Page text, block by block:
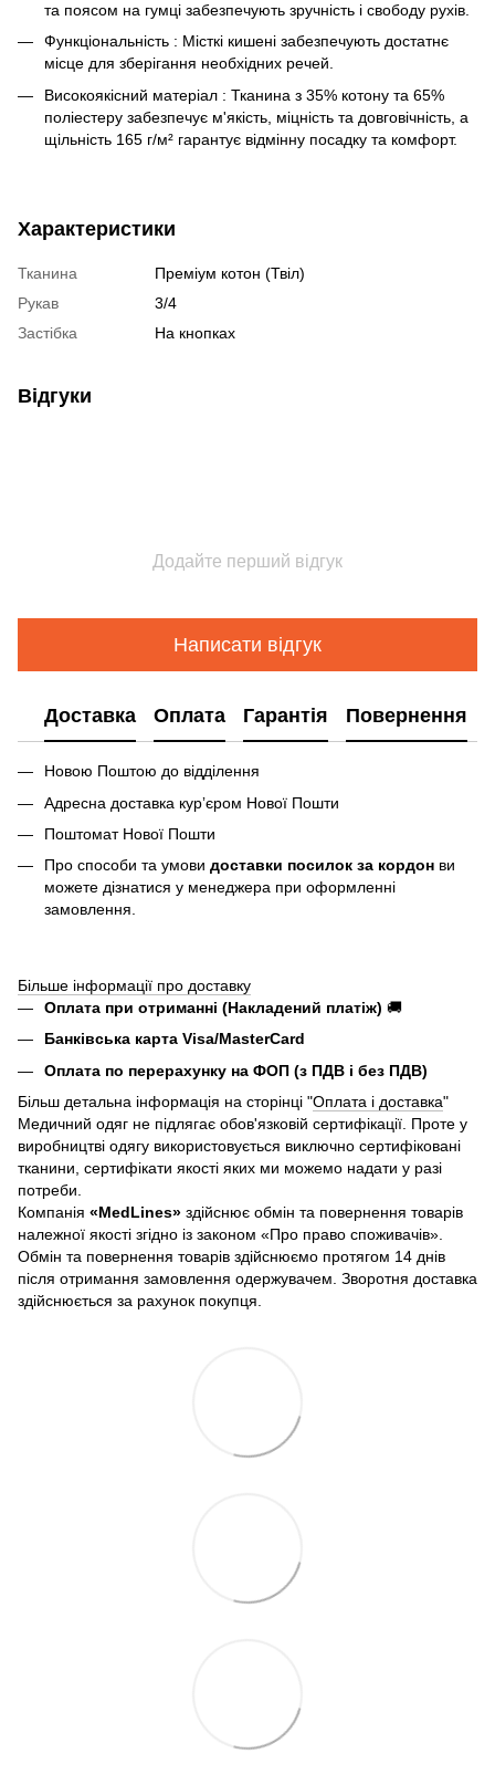
та поясом на гумці забезпечують зручність і свободу рухів.
Функціональність : Місткі кишені забезпечують достатнє
місце для зберігання необхідних речей.
Високоякісний матеріал : Тканина з 35% котону та 65%
поліестеру забезпечує м'якість, міцність та довговічність, а
щільність 165 г/м² гарантує відмінну посадку та комфорт.
Характеристики
Тканина
Преміум котон (Твіл)
Рукав
3/4
Застібка
На кнопках
Відгуки
Додайте перший відгук
Написати відгук
Доставка Оплата Гарантія Повернення
Новою Поштою до відділення
Адресна доставка курʼєром Нової Пошти
Поштомат Нової Пошти
Про способи та умови доставки посилок за кордон ви
можете дізнатися у менеджера при оформленні
замовлення.
Більше інформації про доставку
Оплата при отриманні (Накладений платіж) 🚚
Банківська карта Visa/MasterCard
Оплата по перерахунку на ФОП (з ПДВ і без ПДВ)
Більш детальна інформація на сторінці "Оплата і доставка"
Медичний одяг не підлягає обов'язковій сертифікації. Проте у
виробництві одягу використовується виключно сертифіковані
тканини, сертифікати якості яких ми можемо надати у разі
потреби.
Компанія «MedLines» здійснює обмін та повернення товарів
належної якості згідно із законом «Про право споживачів».
Обмін та повернення товарів здійснюємо протягом 14 днів
після отримання замовлення одержувачем. Зворотня доставка
здійснюється за рахунок покупця.